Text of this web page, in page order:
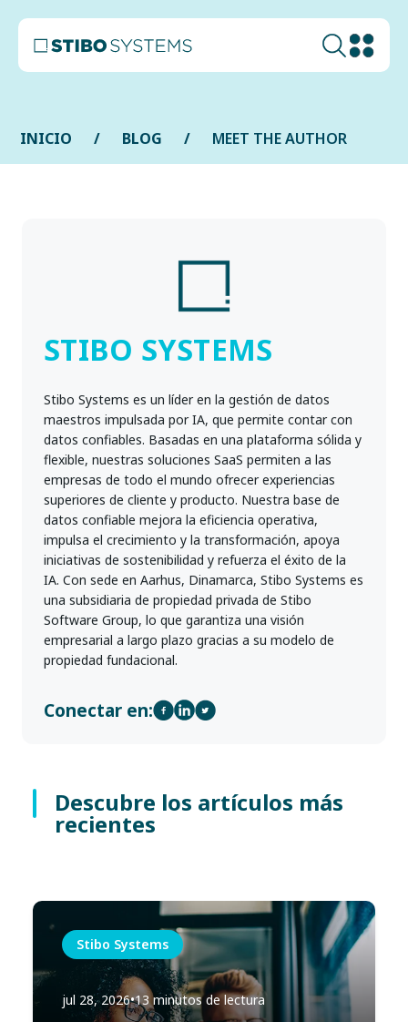
INICIO BLOG MEET THE AUTHOR
STIBO SYSTEMS
Stibo Systems es un líder en la gestión de datos
maestros impulsada por IA, que permite contar con
datos confiables. Basadas en una plataforma sólida y
flexible, nuestras soluciones SaaS permiten a las
empresas de todo el mundo ofrecer experiencias
superiores de cliente y producto. Nuestra base de
datos confiable mejora la eficiencia operativa,
impulsa el crecimiento y la transformación, apoya
iniciativas de sostenibilidad y refuerza el éxito de la
IA. Con sede en Aarhus, Dinamarca, Stibo Systems es
una subsidiaria de propiedad privada de Stibo
Software Group, lo que garantiza una visión
empresarial a largo plazo gracias a su modelo de
propiedad fundacional.
Conectar en:
Descubre los artículos más
recientes
Stibo Systems
jul 28, 2026•13 minutos de lectura